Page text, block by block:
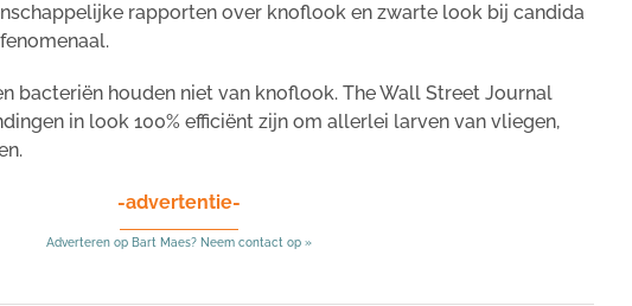
rapporten over knoflook en zwarte look bij candida
bacteriën houden niet van knoflook. The Wall Street Journal
in look 100% efficiënt zijn om allerlei larven van vliegen,
-advertentie-
Adverteren op Bart Maes? Neem contact op »